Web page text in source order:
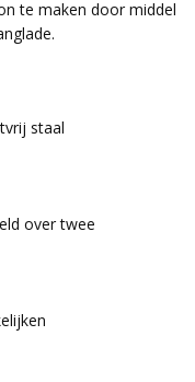
te maken door middel
staal
over twee